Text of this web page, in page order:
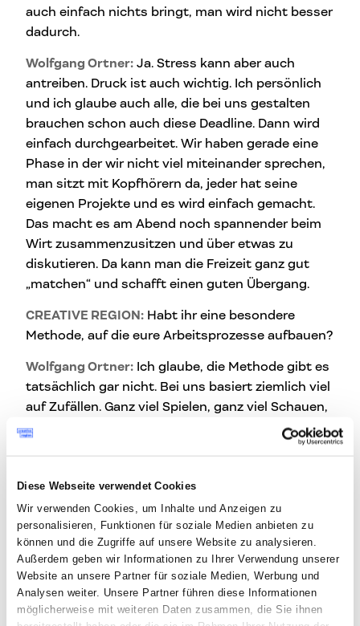
Diese Webseite verwendet Cookies
Wir verwenden Cookies, um Inhalte und Anzeigen zu
personalisieren, Funktionen für soziale Medien anbieten zu
können und die Zugriffe auf unsere Website zu analysieren.
Außerdem geben wir Informationen zu Ihrer Verwendung unserer
Website an unsere Partner für soziale Medien, Werbung und
Analysen weiter. Unsere Partner führen diese Informationen
möglicherweise mit weiteren Daten zusammen, die Sie ihnen
auch einfach nichts bringt, man wird nicht besser
dadurch.
Wolfgang Ortner: Ja. Stress kann aber auch
antreiben. Druck ist auch wichtig. Ich persönlich
und ich glaube auch alle, die bei uns gestalten
brauchen schon auch diese Deadline. Dann wird
einfach durchgearbeitet. Wir haben gerade eine
Phase in der wir nicht viel miteinander sprechen,
man sitzt mit Kopfhörern da, jeder hat seine
eigenen Projekte und es wird einfach gemacht.
Das macht es am Abend noch spannender beim
Wirt zusammenzusitzen und über etwas zu
diskutieren. Da kann man die Freizeit ganz gut
„matchen“ und schafft einen guten Übergang.
CREATIVE REGION: Habt ihr eine besondere
Methode, auf die eure Arbeitsprozesse aufbauen?
Wolfgang Ortner: Ich glaube, die Methode gibt es
tatsächlich gar nicht. Bei uns basiert ziemlich viel
auf Zufällen. Ganz viel Spielen, ganz viel Schauen,
sich mit Dingen beschäftigen, ganz oft gegen die
Wand rennen und dann wieder darauf kommen,
Inputs, nach dem Motto „Mir fällt da etwas ein“,
dann kurz dazwischen greifen und sagen „He,
mach das anders.“ Das läuft eher in diese
Richtung. Wir waren schon auf der Suche einer
Methode, die funktioniert, aber die hat es für uns
gegeben. Manchmal funktioniert es so, dass wir
drei Stunden beisammensitzen und dann eine